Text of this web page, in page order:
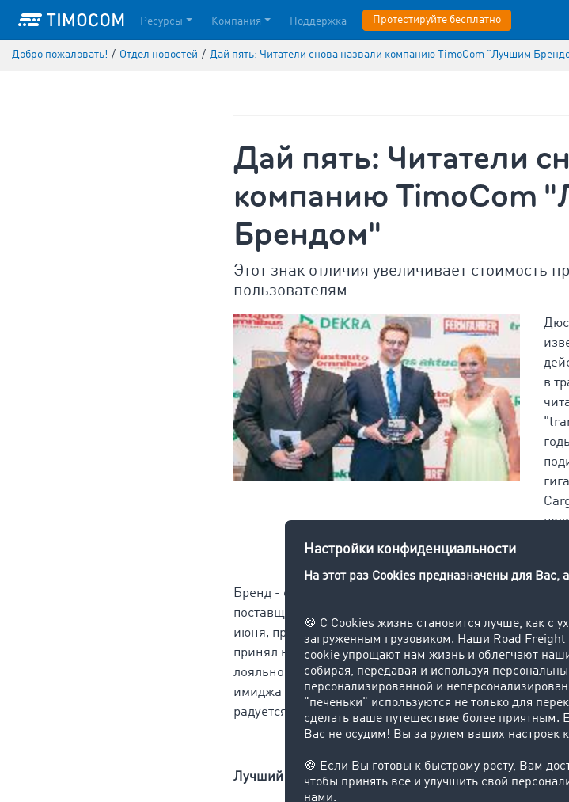
Ресурсы Компания Поддержка Протестируйте бесплатно
Добро пожаловать! / Отдел новостей / Дай пять: Читатели снова назвали компанию TimoCom "Лучшим
Дай пять: Читатели
компанию TimoCom
Брендом"
Этот знак отличия увеличивает стоимость
пользователям
в
Бренд - составляет существенную стоимость
поставщика транспортной биржи
июня, представитель компании и директор по
принял награду за лучшую транспортную биржу 2013
лояльность наших клиентов. Эта награда хороша не
имиджа всех TimoCom-пользователей, которые
радуется Теcинга (Thesinga).
Лучший бренд - это мотивация